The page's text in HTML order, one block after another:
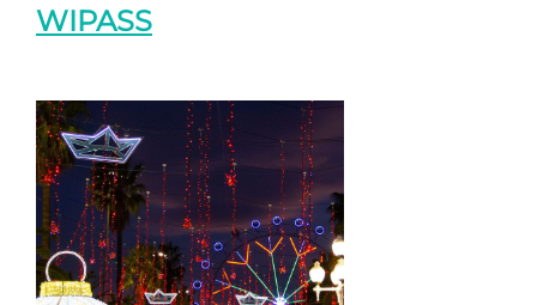
WIPASS